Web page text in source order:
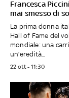
Francesca
mai smesso di
La prima donna
Hall of Fame del
mondiale: una
un’eredità...
22 ott - 11:30